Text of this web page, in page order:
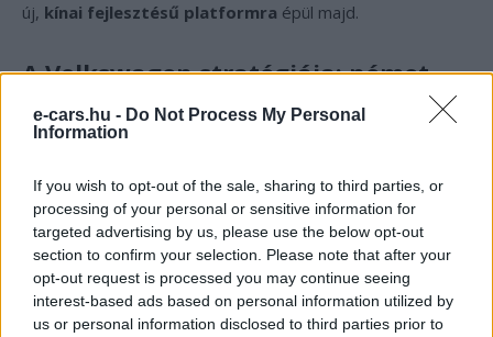
e-cars.hu - Do Not Process My Personal
Information
If you wish to opt-out of the sale, sharing to third parties, or
processing of your personal or sensitive information for
targeted advertising by us, please use the below opt-out
section to confirm your selection. Please note that after your
opt-out request is processed you may continue seeing
interest-based ads based on personal information utilized by
us or personal information disclosed to third parties prior to
új, kínai fejlesztésű platformra épül majd.
A Volkswagen stratégiája: német
minőség, kínai innováció
pozíciójátagyorsan növekvő kínai elektromosautó-
piacon, ahol olyan hazai óriások uralkodnak, mint aBYD,
Nio vagy XPeng. AzID.UNYX 07anémet mérnöki
precizitást
és a kínai technológiai gyorsaságot
ötvözi
– ezzelúj szintre emelheti a Volkswagen
versenyképességétÁzsiában.